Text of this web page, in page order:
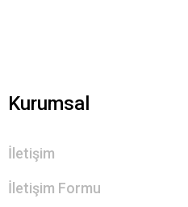
Kurumsal
İletişim
İletişim Formu